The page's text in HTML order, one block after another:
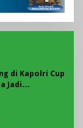
di Kapolri Cup
Jadi